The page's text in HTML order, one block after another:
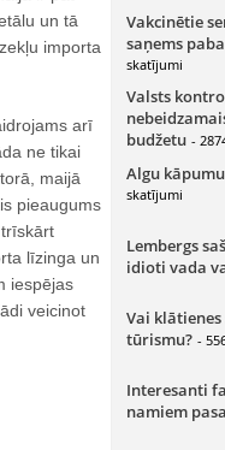
un tā
importa
arī
ne tikai
maijā
pieaugums
līzinga un
iespējas
veicinot
Vakcinētie
saņems
skatījumi
Valsts
budžetu -
Algu
skatījumi
Lembergs
idioti vada
Vai
tūrismu? -
Interesanti
namiem